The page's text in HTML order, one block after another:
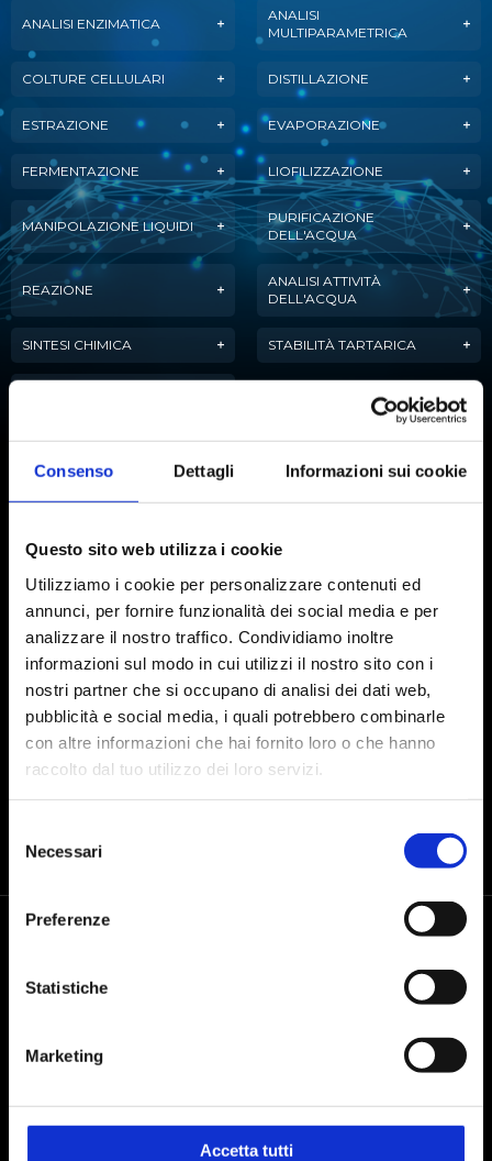
Consenso Dettagli Informazioni sui cookie
Questo sito web utilizza i cookie
Utilizziamo i cookie per personalizzare contenuti ed
annunci, per fornire funzionalità dei social media e per
analizzare il nostro traffico. Condividiamo inoltre
informazioni sul modo in cui utilizzi il nostro sito con i
nostri partner che si occupano di analisi dei dati web,
pubblicità e social media, i quali potrebbero combinarle
con altre informazioni che hai fornito loro o che hanno
raccolto dal tuo utilizzo dei loro servizi.
delNecessari
Preferenze
Statistiche
Marketing
Accetta tutti
ANALISI ENZIMATICA
ANALISI
MULTIPARAMETRICA
COLTURE CELLULARI DISTILLAZIONE
ESTRAZIONE EVAPORAZIONE
FERMENTAZIONE LIOFILIZZAZIONE
MANIPOLAZIONE LIQUIDI
PURIFICAZIONE
DELL'ACQUA
REAZIONE
ANALISI ATTIVITÀ
DELL'ACQUA
SINTESI CHIMICA STABILITÀ TARTARICA
Iscriviti alla Newsletter
visione dell'informativa sul trattamento dei dati
INVIA
Menu